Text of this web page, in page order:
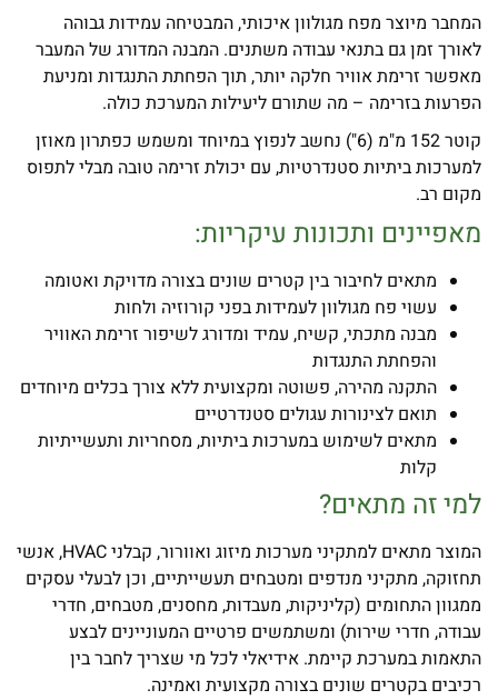
המחבר מיוצר מפח מגולוון איכותי, המבטיחה עמידות גבוהה
לאורך זמן גם בתנאי עבודה משתנים. המבנה המדורג של המעבר
מאפשר זרימת אוויר חלקה יותר, תוך הפחתת התנגדות ומניעת
הפרעות בזרימה – מה שתורם ליעילות המערכת כולה.
קוטר 152 מ"מ (6") נחשב לנפוץ במיוחד ומשמש כפתרון מאוזן
למערכות ביתיות סטנדרטיות, עם יכולת זרימה טובה מבלי לתפוס
מקום רב.
מאפיינים ותכונות עיקריות:
מתאים לחיבור בין קטרים שונים בצורה מדויקת ואטומה
עשוי פח מגולוון לעמידות בפני קורוזיה ולחות
מבנה מתכתי, קשיח, עמיד ומדורג לשיפור זרימת האוויר
והפחתת התנגדות
התקנה מהירה, פשוטה ומקצועית ללא צורך בכלים מיוחדים
תואם לצינורות עגולים סטנדרטיים
מתאים לשימוש במערכות ביתיות, מסחריות ותעשייתיות
קלות
למי זה מתאים?
המוצר מתאים למתקיני מערכות מיזוג ואוורור, קבלני HVAC, אנשי
תחזוקה, מתקיני מנדפים ומטבחים תעשייתיים, וכן לבעלי עסקים
ממגוון התחומים (קליניקות, מעבדות, מחסנים, מטבחים, חדרי
עבודה, חדרי שירות) ומשתמשים פרטיים המעוניינים לבצע
התאמות במערכת קיימת. אידיאלי לכל מי שצריך לחבר בין
רכיבים בקטרים שונים בצורה מקצועית ואמינה.